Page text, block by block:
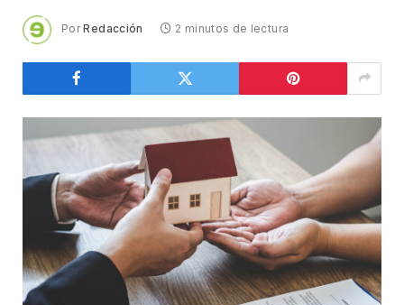
Por Redacción 2 minutos de lectura